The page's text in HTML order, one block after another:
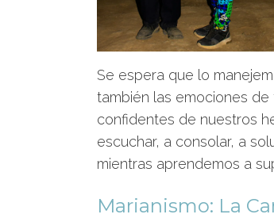
Se espera que lo
también las emociones
confidentes de nuestros
escuchar, a consolar, a
mientras aprendemos a
Marianismo: La